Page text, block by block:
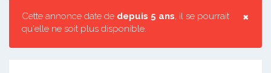
×
Cette annonce date de depuis 5 ans, il se pourrait
qu'elle ne soit plus disponible.